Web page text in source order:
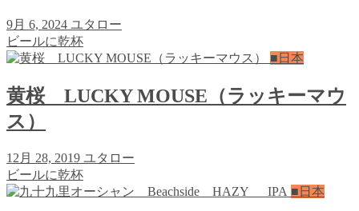
9月 6, 2024 ユタロー
ビールに乾杯
■日本
黄桜 LUCKY MOUSE（ラッキーマウ
ス）
12月 28, 2019 ユタロー
ビールに乾杯
■日本